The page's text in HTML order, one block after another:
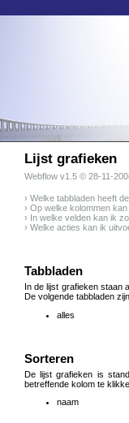
Lijst grafieken
Webflow v1.5 © 28-11-
› Welke tabbladen heeft
› Op welke kolommen
› In welke velden kan ik
› Welke acties kan ik
Tabbladen
In de lijst grafieken staan
De volgende tabbladen
alles
Sorteren
De lijst grafieken is
betreffende kolom te
naam